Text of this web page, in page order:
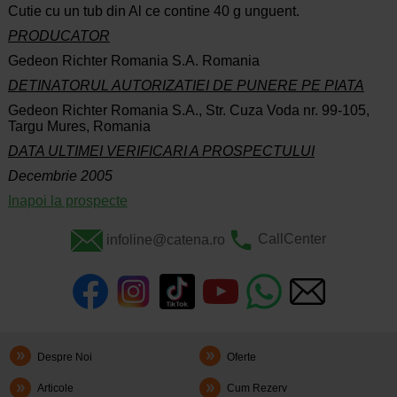
Cutie cu un tub din Al ce contine 40 g unguent.
PRODUCATOR
Gedeon Richter Romania S.A. Romania
DETINATORUL AUTORIZATIEI DE PUNERE PE PIATA
Gedeon Richter Romania S.A., Str. Cuza Voda nr. 99-105,
Targu Mures, Romania
DATA ULTIMEI VERIFICARI A PROSPECTULUI
Decembrie 2005
Inapoi la prospecte
infoline@catena.ro CallCenter
Despre Noi Oferte
Articole Cum Rezerv